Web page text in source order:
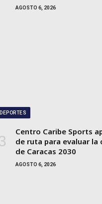
AGOSTO 6, 2026
DEPORTES
Centro Caribe Sports
de ruta para evaluar la
de Caracas 2030
AGOSTO 6, 2026